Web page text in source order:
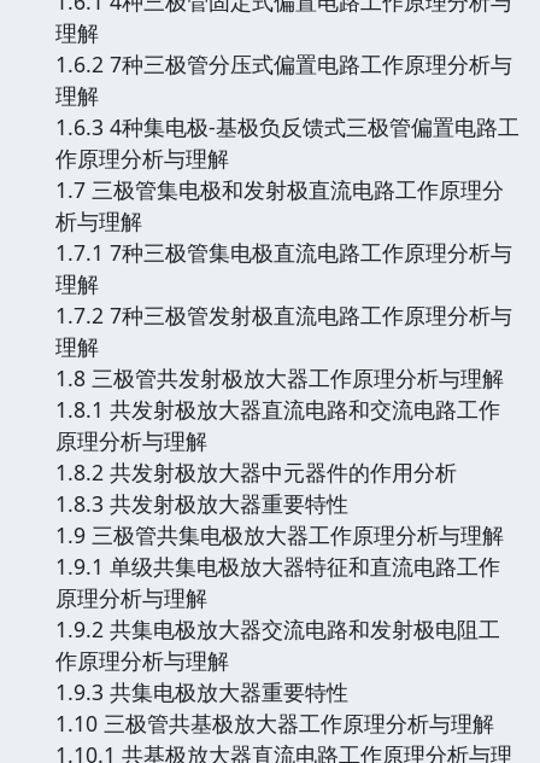
理解
1.6.2 7种三极管分压式偏置电路工作原理分析与
理解
1.6.3 4种集电极-基极负反馈式三极管偏置电路工
作原理分析与理解
1.7 三极管集电极和发射极直流电路工作原理分
析与理解
1.7.1 7种三极管集电极直流电路工作原理分析与
理解
1.7.2 7种三极管发射极直流电路工作原理分析与
理解
1.8 三极管共发射极放大器工作原理分析与理解
1.8.1 共发射极放大器直流电路和交流电路工作
原理分析与理解
1.8.2 共发射极放大器中元器件的作用分析
1.8.3 共发射极放大器重要特性
1.9 三极管共集电极放大器工作原理分析与理解
1.9.1 单级共集电极放大器特征和直流电路工作
原理分析与理解
1.9.2 共集电极放大器交流电路和发射极电阻工
作原理分析与理解
1.9.3 共集电极放大器重要特性
1.10 三极管共基极放大器工作原理分析与理解
1.10.1 共基极放大器直流电路工作原理分析与理